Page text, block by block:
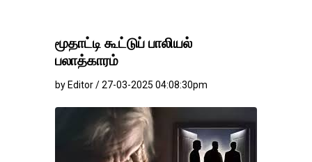
மூதாட்டி கூட்டுப் பாலியல்
பலாத்காரம்
by Editor / 27-03-2025 04:08:30pm